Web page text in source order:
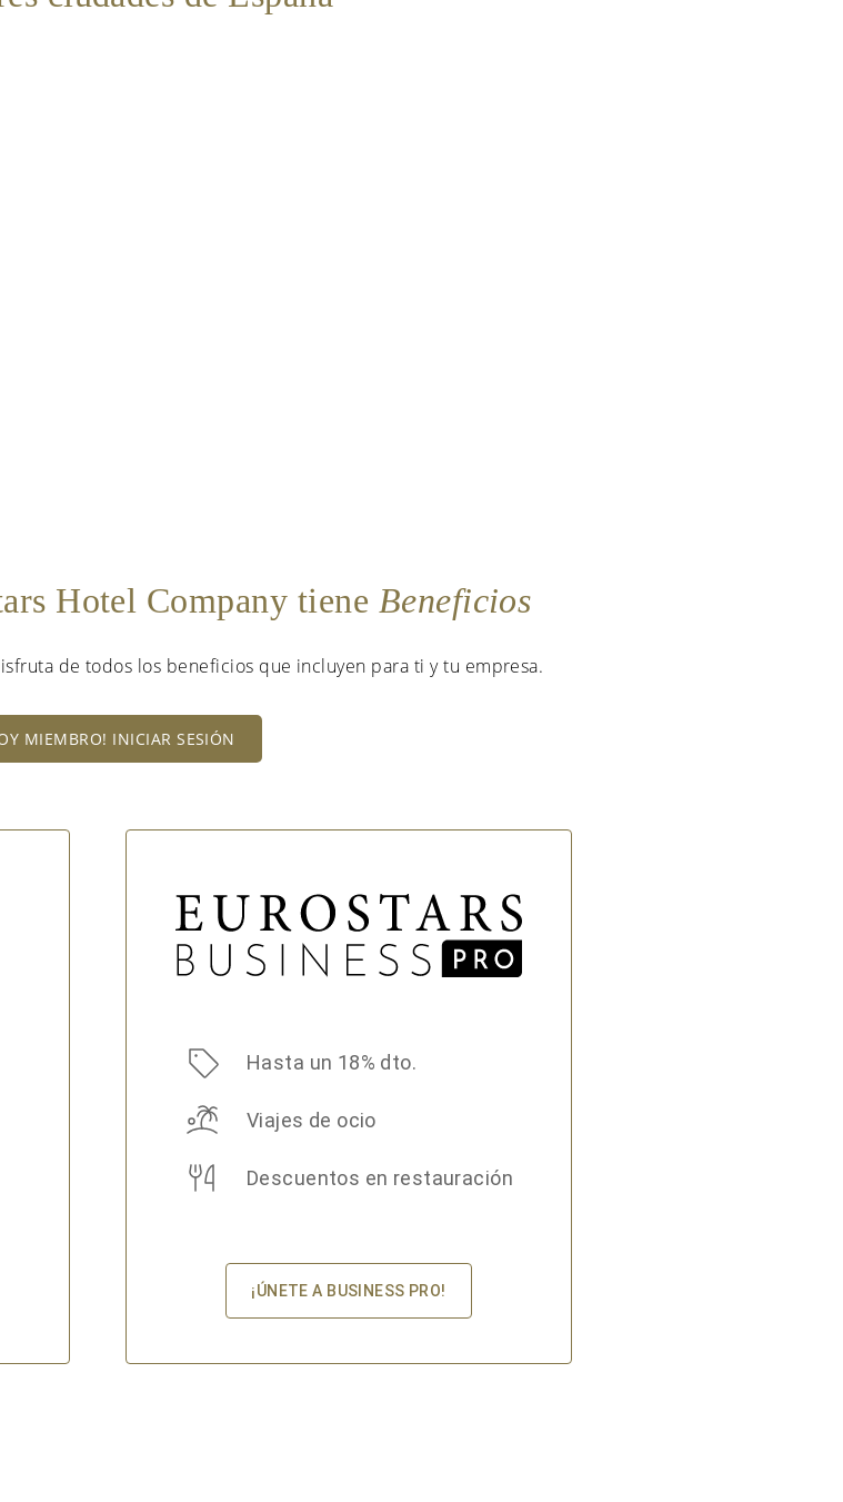
Hotel Company tiene Beneficios
de todos los beneficios que incluyen para ti y tu empresa.
MIEMBRO! INICIAR SESIÓN
Hasta un 18% dto.
Viajes de ocio
Descuentos en restauración
¡ÚNETE A BUSINESS PRO!